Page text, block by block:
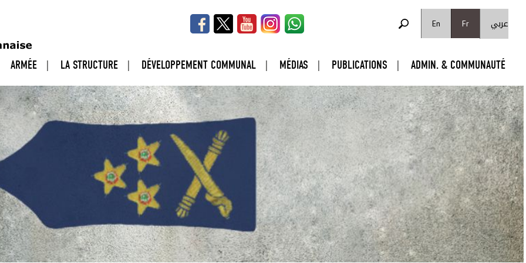
En
Fr عربي FORMULAIRE DE RECHERCHE
ARMÉE LA STRUCTURE DÉVELOPPEMENT COMMUNAL MÉDIAS PUBLICATIONS ADMIN. & COMMUNAUTÉ